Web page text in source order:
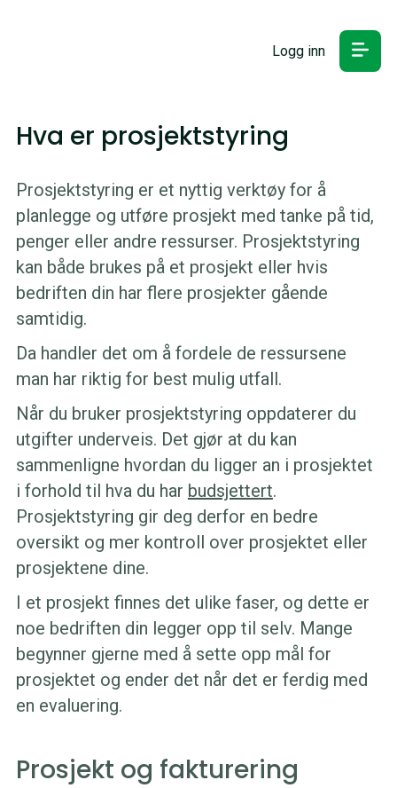
Logg inn
Hva er prosjektstyring
Prosjektstyring er et nyttig verktøy for å
planlegge og utføre prosjekt med tanke på tid,
penger eller andre ressurser. Prosjektstyring
kan både brukes på et prosjekt eller hvis
bedriften din har flere prosjekter gående
samtidig.
Da handler det om å fordele de ressursene
man har riktig for best mulig utfall.
Når du bruker prosjektstyring oppdaterer du
utgifter underveis. Det gjør at du kan
sammenligne hvordan du ligger an i prosjektet
i forhold til hva du har budsjettert.
Prosjektstyring gir deg derfor en bedre
oversikt og mer kontroll over prosjektet eller
prosjektene dine.
I et prosjekt finnes det ulike faser, og dette er
noe bedriften din legger opp til selv. Mange
begynner gjerne med å sette opp mål for
prosjektet og ender det når det er ferdig med
en evaluering.
Prosjekt og fakturering